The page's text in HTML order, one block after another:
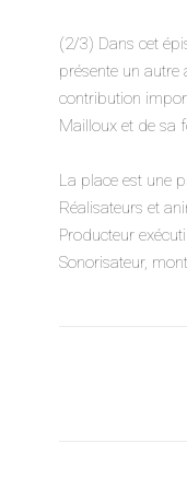
(2/3) Dans cet
présente un autre
contribution
Mailloux et de sa
La place est une
Réalisateurs et
Producteur
Sonorisateur,